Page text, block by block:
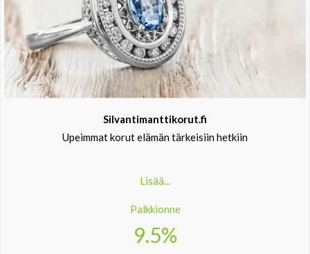
Silvantimanttikorut.fi
Upeimmat korut elämän tärkeisiin hetkiin
Lisää...
Palkkionne
9.5%